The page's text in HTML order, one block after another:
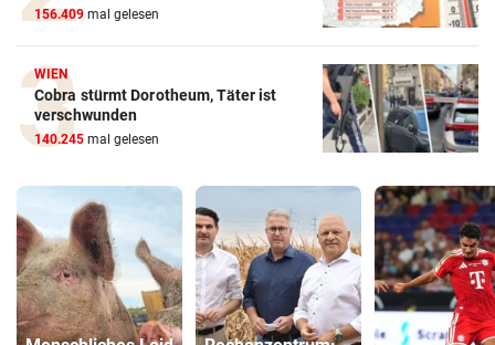
156.409 mal gelesen
WIEN
Cobra stürmt Dorotheum, Täter ist
verschwunden
140.245 mal gelesen